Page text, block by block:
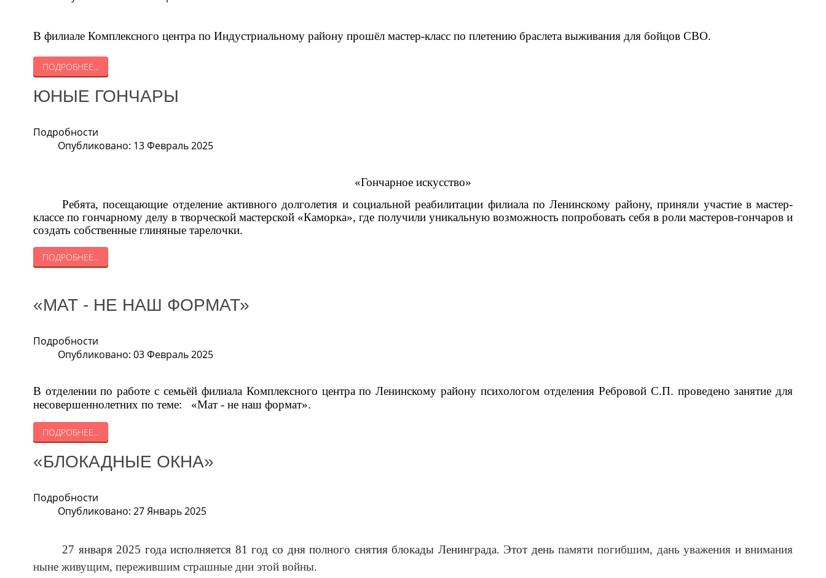
В филиале Комплексного центра по Индустриальному району прошёл мастер-класс по плетению браслета выживания для бойцов СВО.
ПОДРОБНЕЕ...
ЮНЫЕ ГОНЧАРЫ
Подробности
Опубликовано: 13 Февраль 2025
«Гончарное искусство»
Ребята, посещающие отделение активного долголетия и социальной реабилитации филиала по Ленинскому району, приняли участие в мастер-
классе по гончарному делу в творческой мастерской «Каморка», где получили уникальную возможность попробовать себя в роли мастеров-гончаров и
создать собственные глиняные тарелочки.
ПОДРОБНЕЕ...
«МАТ - НЕ НАШ ФОРМАТ»
Подробности
Опубликовано: 03 Февраль 2025
В отделении по работе с семьёй филиала Комплексного центра по Ленинскому району психологом отделения Ребровой С.П. проведено занятие для
несовершеннолетних по теме: «Мат - не наш формат».
ПОДРОБНЕЕ...
«БЛОКАДНЫЕ ОКНА»
Подробности
Опубликовано: 27 Январь 2025
27 января 2025 года исполняется 81 год со дня полного снятия блокады Ленинграда. Этот деньпамяти погибшим, дань уважения и внимания
ныне живущим, пережившим страшные дни этой войны.